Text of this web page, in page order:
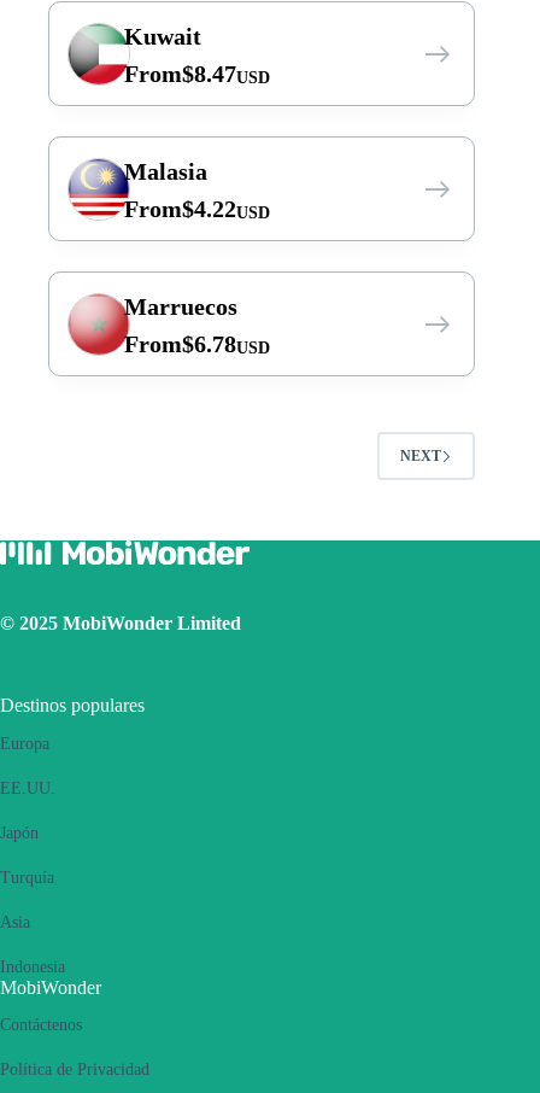
Kuwait
From$8.47USD
Malasia
From$4.22USD
Marruecos
From$6.78USD
NEXT
© 2025 MobiWonder Limited
Destinos populares
Europa
EE.UU.
Japón
Turquía
Asia
Indonesia
MobiWonder
Contáctenos
Política de Privacidad